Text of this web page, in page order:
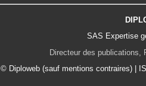
SAS Expertise
Directeur des publications,
© Diploweb (sauf mentions contraires) |